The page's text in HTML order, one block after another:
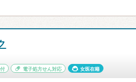
電子処方せん対応 女医在籍